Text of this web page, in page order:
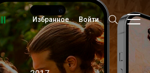
Избранное Войти